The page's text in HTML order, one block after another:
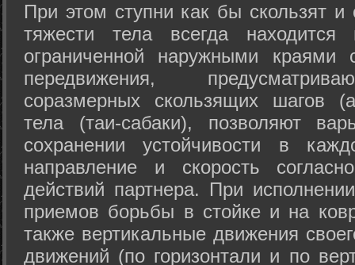
При этом ступни как бы скользят
тяжести тела всегда
ограниченной наружными краями
передвижения,
соразмерных скользящих шагов
тела (таи-сабаки), позволяют
сохранении устойчивости в
направление и скорость
действий партнера. При
приемов борьбы в стойке и на
также вертикальные движения
движений (по горизонтали и по